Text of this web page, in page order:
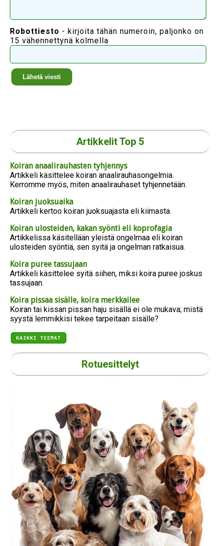
Robottiesto - kirjoita tähän numeroin, paljonko on
15 vähennettynä kolmella
Artikkelit Top 5
Koiran anaalirauhasten tyhjennys
Artikkeli käsittelee koiran anaalirauhasongelmia.
Kerromme myös, miten anaalirauhaset tyhjennetään.
Koiran juoksuaika
Artikkeli kertoo koiran juoksuajasta eli kiimasta.
Koiran ulosteiden, kakan syönti eli koprofagia
Artikkelissa käsitellään yleistä ongelmaa eli koiran
ulosteiden syöntiä, sen syitä ja ongelman ratkaisua.
Koira puree tassujaan
Artikkeli käsittelee syitä siihen, miksi koira puree joskus
tassujaan.
Koira pissaa sisälle, koira merkkailee
Koiran tai kissan pissan haju sisällä ei ole mukava; mistä
syystä lemmikkisi tekee tarpeitaan sisälle?
KAIKKI TEEMAT
Rotuesittelyt